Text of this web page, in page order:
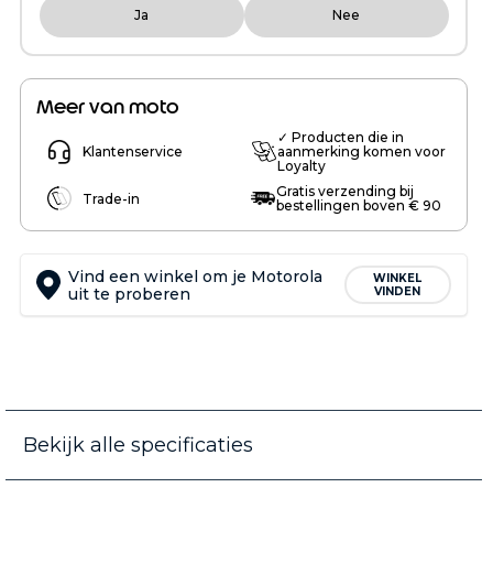
Ja Nee
Meer van moto
Klantenservice
✓ Producten die in
aanmerking komen voor
Loyalty
Trade-in
Gratis verzending bij
bestellingen boven € 90
Vind een winkel om je Motorola
uit te proberen
WINKEL
VINDEN
Bekijk alle specificaties